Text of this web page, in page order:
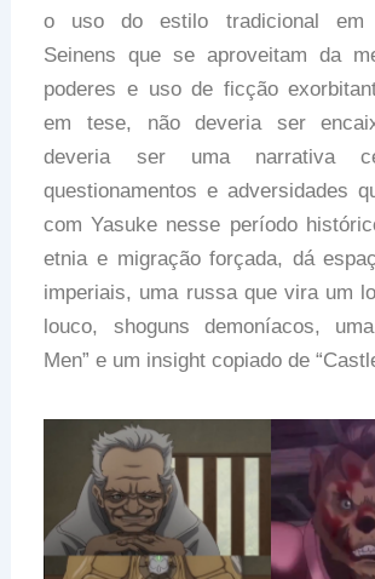
o uso do estilo tradicional em
Seinens que se aproveitam da
poderes e uso de ficção
em tese, não deveria ser
deveria ser uma narrativa
questionamentos e adversidades
com Yasuke nesse período
etnia e migração forçada, dá
imperiais, uma russa que vira um
louco, shoguns demoníacos,
Men” e um insight copiado de